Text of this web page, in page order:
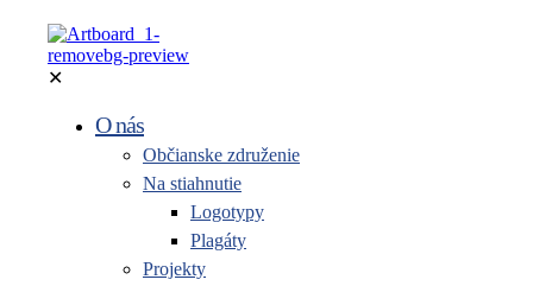
✕
O nás
Občianske združenie
Na stiahnutie
Logotypy
Plagáty
Projekty